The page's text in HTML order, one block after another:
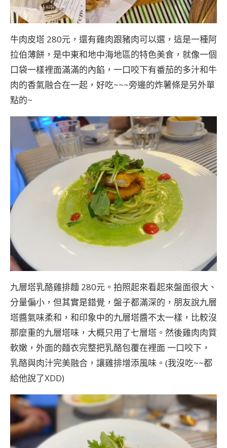
牛肉皮塔 280元，還有雞肉跟豬肉可以選，這是一種阿
拉伯薄餅，是中東和地中海地區的特色美食，就像一個
口袋一樣裡面滿滿的內餡，一口咬下有番茄的多汁和牛
肉的香氣融合在一起，好吃~~~旁邊的炸薯條是另外單
點的~
九層塔乳酪雞排麵 280元。拍照起來看起來盤面很大、
分量偏小，但其實是錯覺，盤子都滿深的，朋友說九層
塔醬氣味柔和，和印象中的九層塔醬不太一樣，比較沒
那麼重的九層塔味，大概只用了七層塔。然後雞肉肉質
軟嫩，外面的麵衣完整把乳酪包覆在裡面 一口咬下，
乳酪與肉汁完美融合，讓雞排增添風味。(我沒吃~~都
給他說了XDD)